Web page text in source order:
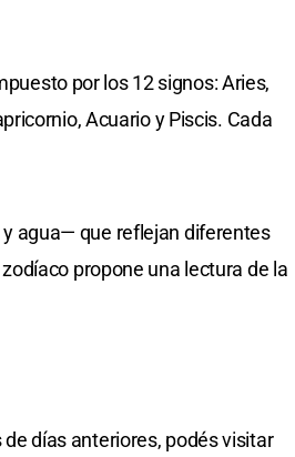
por los 12 signos: Aries,
Acuario y Piscis. Cada
agua— que reflejan diferentes
propone una lectura de la
días anteriores, podés visitar